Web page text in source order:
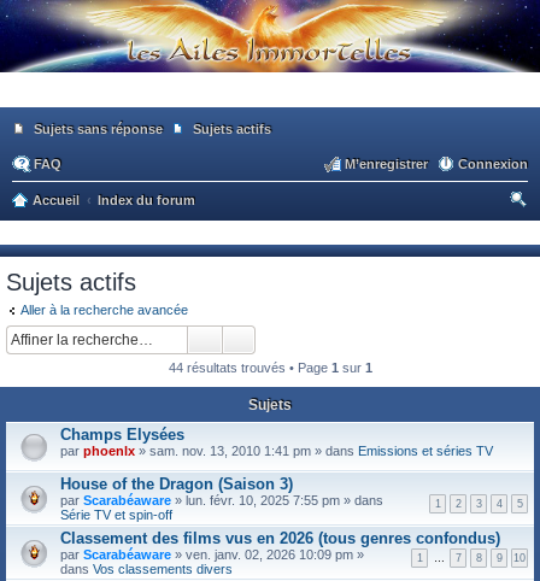
Sujets sans réponse Sujets actifs
FAQ Connexion
M’enregistrer
Accueil
Index du forum
he
Sujets actifs
Aller à la recherche avancée
44 résultats trouvés • Page 1 sur 1
Sujets
Champs Elysées
par phoenlx » sam. nov. 13, 2010 1:41 pm » dans Emissions et séries TV
House of the Dragon (Saison 3)
1 2 3 4 5
par Scarabéaware » lun. févr. 10, 2025 7:55 pm » dans
Série TV et spin-off
Classement des films vus en 2026 (tous genres confondus)
1 7 8 9 10
par Scarabéaware » ven. janv. 02, 2026 10:09 pm »
dans Vos classements divers